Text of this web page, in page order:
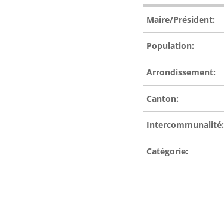
Maire/Président:
Population:
Arrondissement:
Canton:
Intercommunalité:
Catégorie: